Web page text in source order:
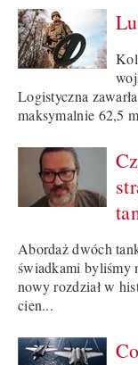
Logistyczna
maksymalnie 62,5
Abordaż dwóch
świadkami byliśmy
nowy rozdział w
cien...